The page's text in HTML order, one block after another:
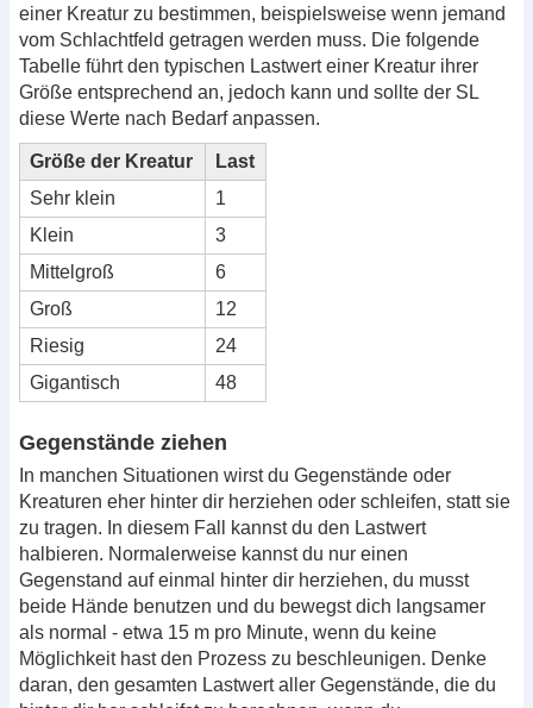
einer Kreatur zu bestimmen, beispielsweise wenn jemand
vom Schlachtfeld getragen werden muss. Die folgende
Tabelle führt den typischen Lastwert einer Kreatur ihrer
Größe entsprechend an, jedoch kann und sollte der SL
diese Werte nach Bedarf anpassen.
Größe der Kreatur
Last
Sehr klein
1
Klein
3
Mittelgroß
6
Groß
12
Riesig
24
Gigantisch
48
Gegenstände ziehen
In manchen Situationen wirst du Gegenstände oder
Kreaturen eher hinter dir herziehen oder schleifen, statt sie
zu tragen. In diesem Fall kannst du den Lastwert
halbieren. Normalerweise kannst du nur einen
Gegenstand auf einmal hinter dir herziehen, du musst
beide Hände benutzen und du bewegst dich langsamer
als normal - etwa 15 m pro Minute, wenn du keine
Möglichkeit hast den Prozess zu beschleunigen. Denke
daran, den gesamten Lastwert aller Gegenstände, die du